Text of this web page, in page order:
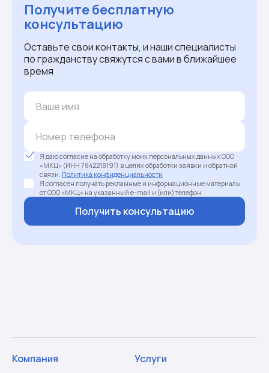
Получите бесплатную
консультацию
Оставьте свои контакты, и наши специалисты
по гражданству свяжутся с вами в ближайшее
время
Я даю согласие на обработку моих персональных данных ООО
«МКЦ» (ИНН 7842218191) в целях обработки заявки и обратной
связи. Политика конфиденциальности
Я согласен получать рекламные и информационные материалы
от ООО «МКЦ» на указанный e-mail и (или) телефон
Получить консультацию
Компания Услуги